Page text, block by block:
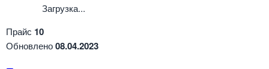
Загрузка...
Прайс 10
Обновлено08.04.2023